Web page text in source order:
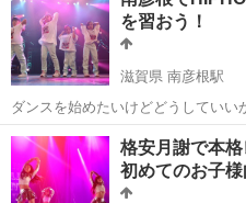
を習おう！
滋賀県 南彦根駅
ダンスを始めたいけどどうしていいか分
でしっかりと練習して本格的なダンススタジオ
たダンス未経験の子どもたちのためのダ
ったの4,...
滋賀 彦根市 南彦根駅 ヒ
格安月謝で本
初めてのお子様